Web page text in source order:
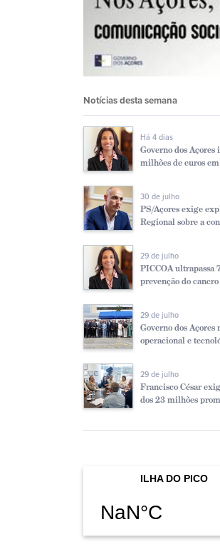
Notícias desta semana
Há 4 dias
Governo dos
milhões de euros
30 de julho
PS/Açores exige
Regional sobre a
29 de julho
PICCOA ultrapassa
prevenção do cancro
29 de julho
Governo dos Açores
operacional e
29 de julho
Francisco César
dos 23 milhões